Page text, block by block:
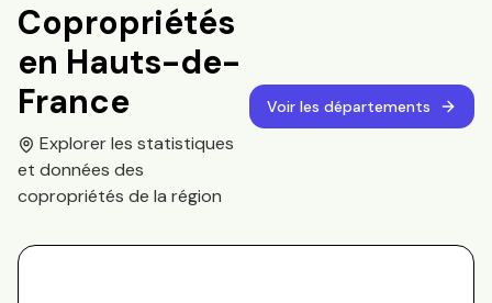
Copropriétés
en Hauts-de-
France
Explorer les statistiques
et données des
copropriétés de la région
Voir les départements